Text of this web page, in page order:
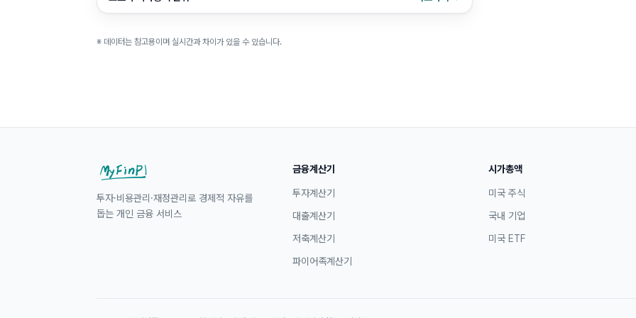
※ 데이터는 참고용이며 실시간과 차이가 있을 수 있습니다.
투자·비용관리·재정관리로 경제적 자유를
돕는 개인 금융 서비스
금융계산기
투자계산기
대출계산기
저축계산기
파이어족계산기
시가총액
미국 주식
국내 기업
미국 ETF